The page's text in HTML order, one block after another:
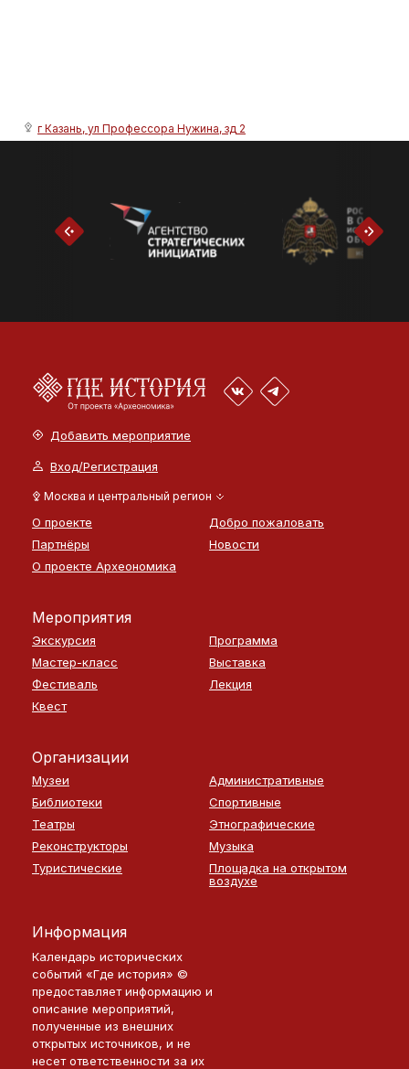
г Казань, ул Профессора Нужина, зд 2
Добавить мероприятие
Вход/Регистрация
Москва и центральный регион
О проекте
Добро пожаловать
Партнёры
Новости
О проекте Археономика
Мероприятия
Экскурсия
Программа
Мастер-класс
Выставка
Фестиваль
Лекция
Квест
Организации
Музеи
Административные
Библиотеки
Спортивные
Театры
Этнографические
Реконструкторы
Музыка
Туристические
Площадка на открытом
воздухе
Информация
Календарь исторических
событий «Где история» ©
предоставляет информацию и
описание мероприятий,
полученные из внешних
открытых источников, и не
несет ответственности за их